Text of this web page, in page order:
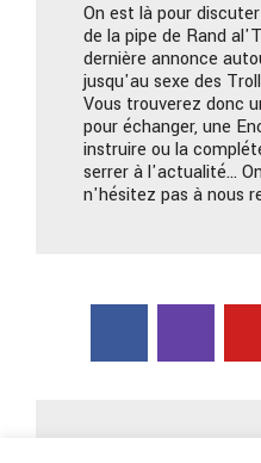
On est là pour
de la pipe de Rand
dernière annonce
jusqu'au sexe des
Vous trouverez donc
pour échanger, une
instruire ou la
serrer à l'actualité…
n'hésitez pas à nous